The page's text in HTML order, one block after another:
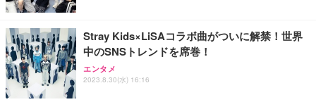
Stray Kids×LiSAコラボ曲がついに解禁！世界
中のSNSトレンドを席巻！
エンタメ
2023.8.30(水) 16:16